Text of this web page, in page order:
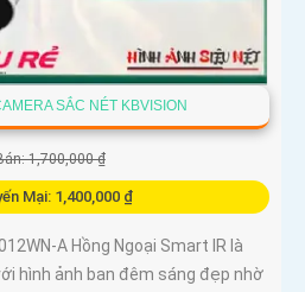
SẮC NÉT KBVISION
1,700,000 ₫
Mại: 1,400,000 ₫
A Hồng Ngoại Smart IR là
hình ảnh ban đêm sáng đẹp nhờ